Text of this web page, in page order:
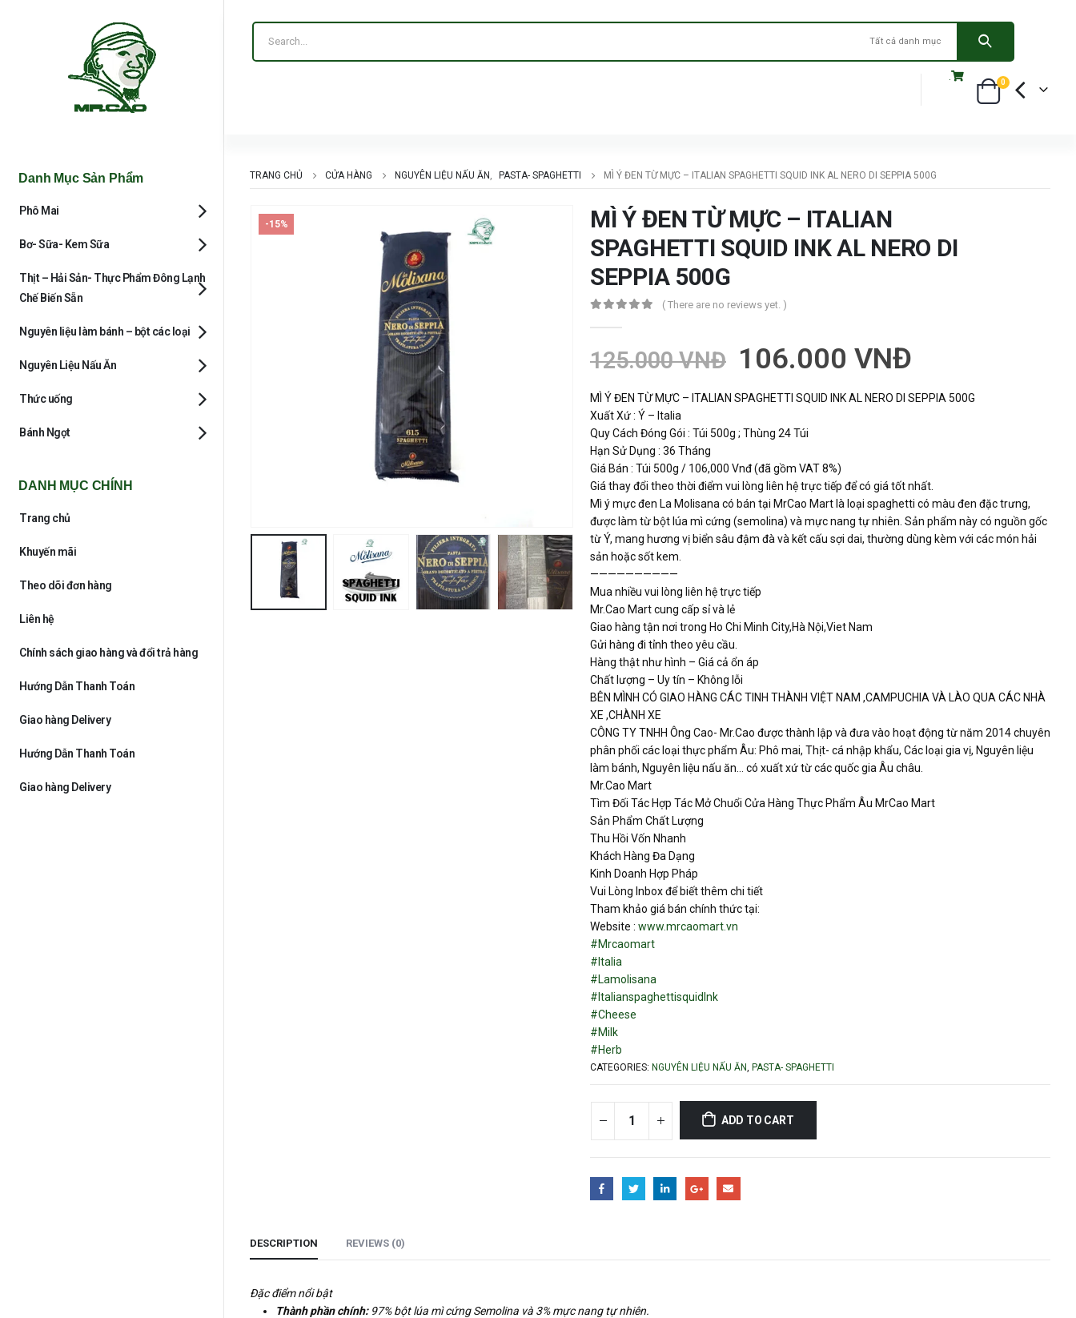
Tất cả danh mục
0
TRANG CHỦ CỬA HÀNG NGUYÊN LIỆU NẤU ĂN , PASTA- SPAGHETTI MÌ Ý ĐEN TỪ MỰC – ITALIAN SPAGHETTI SQUID INK AL NERO DI SEPPIA 500G
-15%
MÌ Ý ĐEN TỪ MỰC – ITALIAN
SPAGHETTI SQUID INK AL NERO DI
SEPPIA 500G
( There are no reviews yet. )
125.000VNĐ 106.000VNĐ
MÌ Ý ĐEN TỪ MỰC – ITALIAN SPAGHETTI SQUID INK AL NERO DI SEPPIA 500G
Xuất Xứ : Ý – Italia
Quy Cách Đóng Gói : Túi 500g ; Thùng 24 Túi
Hạn Sử Dụng : 36 Tháng
Giá Bán : Túi 500g / 106,000 Vnđ (đã gồm VAT 8%)
Giá thay đổi theo thời điểm vui lòng liên hệ trực tiếp để có giá tốt nhất.
Mì ý mực đen La Molisana có bán tại MrCao Mart là loại spaghetti có màu đen đặc trưng,
được làm từ bột lúa mì cứng (semolina) và mực nang tự nhiên. Sản phẩm này có nguồn gốc
từ Ý, mang hương vị biển sâu đậm đà và kết cấu sợi dai, thường dùng kèm với các món hải
sản hoặc sốt kem.
——————————
Mua nhiều vui lòng liên hệ trực tiếp
Mr.Cao Mart cung cấp sỉ và lẻ
Giao hàng tận nơi trong Ho Chi Minh City,Hà Nội,Viet Nam
Gửi hàng đi tỉnh theo yêu cầu.
Hàng thật như hình – Giá cả ổn áp
Chất lượng – Uy tín – Không lỗi
BÊN MÌNH CÓ GIAO HÀNG CÁC TINH THÀNH VIỆT NAM ,CAMPUCHIA VÀ LÀO QUA CÁC NHÀ
XE ,CHÀNH XE
CÔNG TY TNHH Ông Cao- Mr.Cao được thành lập và đưa vào hoạt động từ năm 2014 chuyên
phân phối các loại thực phẩm Âu: Phô mai, Thịt- cá nhập khẩu, Các loại gia vị, Nguyên liệu
làm bánh, Nguyên liệu nấu ăn… có xuất xứ từ các quốc gia Âu châu.
Mr.Cao Mart
Tìm Đối Tác Hợp Tác Mở Chuổi Cửa Hàng Thực Phẩm Âu MrCao Mart
Sản Phẩm Chất Lượng
Thu Hồi Vốn Nhanh
Khách Hàng Đa Dạng
Kinh Doanh Hợp Pháp
Vui Lòng Inbox để biết thêm chi tiết
Tham khảo giá bán chính thức tại:
Website : www.mrcaomart.vn
#Mrcaomart
#Italia
#Lamolisana
#ItalianspaghettisquidInk
#Cheese
#Milk
#Herb
CATEGORIES: NGUYÊN LIỆU NẤU ĂN, PASTA- SPAGHETTI
ADD TO CART
DESCRIPTION REVIEWS (0)
Đặc điểm nổi bật
Thành phần chính:97% bột lúa mì cứng Semolina và 3% mực nang tự nhiên.
Danh Mục Sản Phẩm
Phô Mai
Bơ- Sữa- Kem Sữa
Thịt – Hải Sản- Thực Phẩm Đông Lạnh
Chế Biến Sẵn
Nguyên liệu làm bánh – bột các loại
Nguyên Liệu Nấu Ăn
Thức uống
Bánh Ngọt
DANH MỤC CHÍNH
Trang chủ
Khuyến mãi
Theo dõi đơn hàng
Liên hệ
Chính sách giao hàng và đổi trả hàng
Hướng Dẫn Thanh Toán
Giao hàng Delivery
Hướng Dẫn Thanh Toán
Giao hàng Delivery